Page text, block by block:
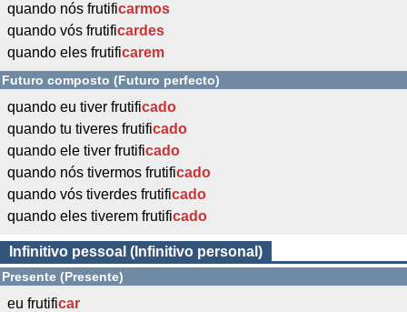
quando nós frutificarmos
quando vós frutificardes
quando eles frutificarem
Futuro composto (Futuro perfecto)
quando eu tiver frutificado
quando tu tiveres frutificado
quando ele tiver frutificado
quando nós tivermos frutificado
quando vós tiverdes frutificado
quando eles tiverem frutificado
Infinitivo pessoal (Infinitivo personal)
Presente (Presente)
eu frutificar